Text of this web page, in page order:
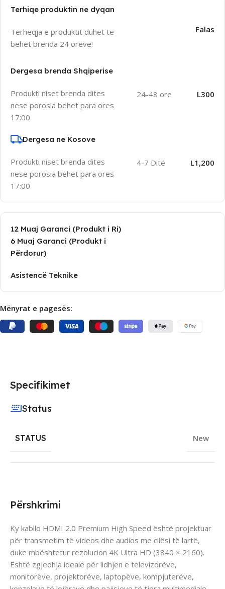
Terhiqe produktin ne dyqan
Terheqja e produktit duhet te
behet brenda 24 oreve!
Falas
Dergesa brenda Shqiperise
Produkti niset brenda dites
nese porosia behet para ores
17:00
24-48 ore L300
Dergesa ne Kosove
Produkti niset brenda dites
nese porosia behet para ores
17:00
4-7 Ditë L1,200
12 Muaj Garanci (Produkt i Ri)
6 Muaj Garanci (Produkt i
Përdorur)
Asistencë Teknike
Mënyrat e pagesës:
Përshkrimi
Ky kabllo HDMI 2.0 Premium High Speed është projektuar
për transmetim të videos dhe audios me cilësi të lartë,
duke mbështetur rezolucion 4K Ultra HD (3840 × 2160).
Është zgjedhja ideale për lidhjen e televizorëve,
monitorëve, projektorëve, laptopëve, kompjuterëve,
Specifikimet
Status
STATUS New